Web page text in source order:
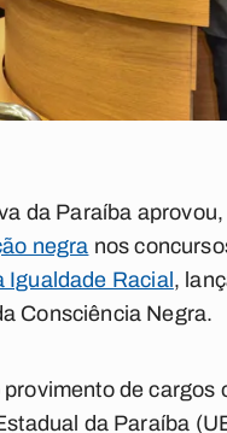
da Paraíba
negra nos
Igualdade Racial ,
Consciência Negra.
de cargos
da Paraíba